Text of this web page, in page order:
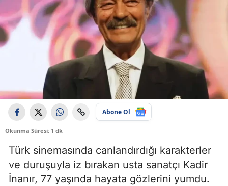
Abone Ol
Okunma Süresi: 1 dk
Türk sinemasında canlandırdığı karakterler
ve duruşuyla iz bırakan usta sanatçı Kadir
İnanır, 77 yaşında hayata gözlerini yumdu.